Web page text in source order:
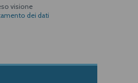
visione
dei dati